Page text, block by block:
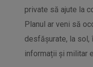
private să ajute la
Planul ar veni să
desfășurate, la sol,
informații și militar